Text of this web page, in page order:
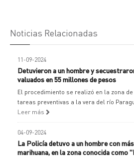
Noticias Relacionadas
11-09-2024
Detuvieron a un hombre y
valuados en 55 millones de pesos
El procedimiento se realizó en la zona
tareas preventivas a la vera del río
Leer más
04-09-2024
La Policía detuvo a un hombre con
marihuana, en la zona conocida como